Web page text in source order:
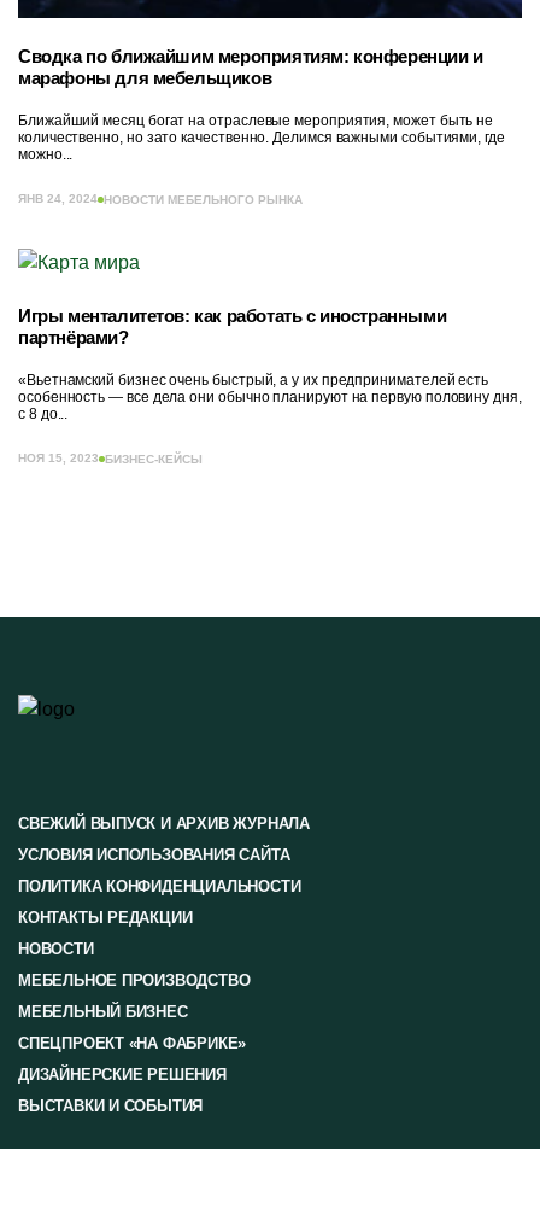
Сводка по ближайшим мероприятиям: конференции и
марафоны для мебельщиков
Ближайший месяц богат на отраслевые мероприятия, может быть не
количественно, но зато качественно. Делимся важными событиями, где
можно...
ЯНВ 24, 2024 НОВОСТИ МЕБЕЛЬНОГО РЫНКА
Игры менталитетов: как работать с иностранными
партнёрами?
«Вьетнамский бизнес очень быстрый, а у их предпринимателей есть
особенность — все дела они обычно планируют на первую половину дня,
с 8 до...
НОЯ 15, 2023 БИЗНЕС-КЕЙСЫ
СВЕЖИЙ ВЫПУСК И АРХИВ ЖУРНАЛА
УСЛОВИЯ ИСПОЛЬЗОВАНИЯ САЙТА
ПОЛИТИКА КОНФИДЕНЦИАЛЬНОСТИ
КОНТАКТЫ РЕДАКЦИИ
НОВОСТИ
МЕБЕЛЬНОЕ ПРОИЗВОДСТВО
МЕБЕЛЬНЫЙ БИЗНЕС
СПЕЦПРОЕКТ «НА ФАБРИКЕ»
ДИЗАЙНЕРСКИЕ РЕШЕНИЯ
ВЫСТАВКИ И СОБЫТИЯ